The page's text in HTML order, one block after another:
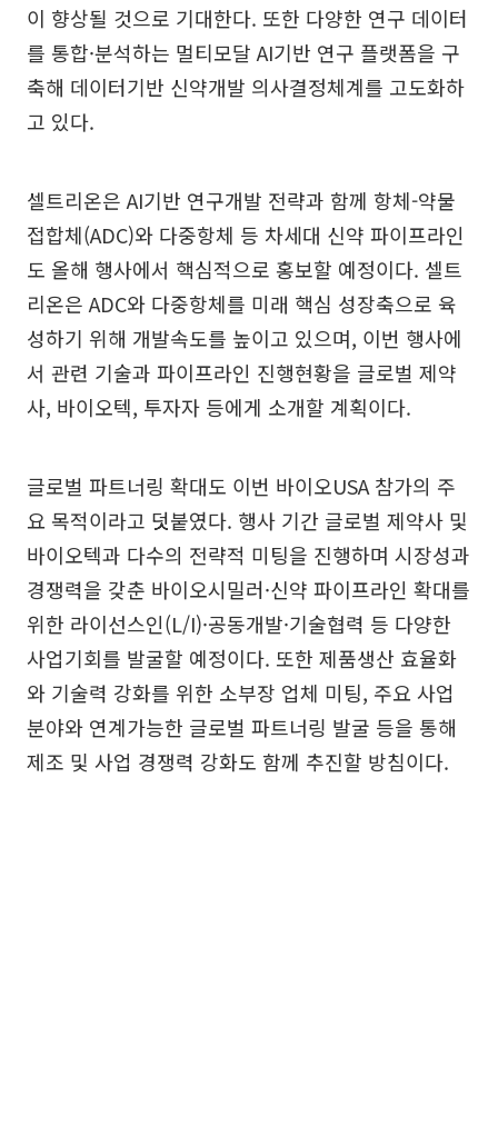
이 향상될 것으로 기대한다. 또한 다양한 연구 데이터
를 통합·분석하는 멀티모달 AI기반 연구 플랫폼을 구
축해 데이터기반 신약개발 의사결정체계를 고도화하
고 있다.
셀트리온은 AI기반 연구개발 전략과 함께 항체-약물
접합체(ADC)와 다중항체 등 차세대 신약 파이프라인
도 올해 행사에서 핵심적으로 홍보할 예정이다. 셀트
리온은 ADC와 다중항체를 미래 핵심 성장축으로 육
성하기 위해 개발속도를 높이고 있으며, 이번 행사에
서 관련 기술과 파이프라인 진행현황을 글로벌 제약
사, 바이오텍, 투자자 등에게 소개할 계획이다.
글로벌 파트너링 확대도 이번 바이오USA 참가의 주
요 목적이라고 덧붙였다. 행사 기간 글로벌 제약사 및
바이오텍과 다수의 전략적 미팅을 진행하며 시장성과
경쟁력을 갖춘 바이오시밀러·신약 파이프라인 확대를
위한 라이선스인(L/I)·공동개발·기술협력 등 다양한
사업기회를 발굴할 예정이다. 또한 제품생산 효율화
와 기술력 강화를 위한 소부장 업체 미팅, 주요 사업
분야와 연계가능한 글로벌 파트너링 발굴 등을 통해
제조 및 사업 경쟁력 강화도 함께 추진할 방침이다.